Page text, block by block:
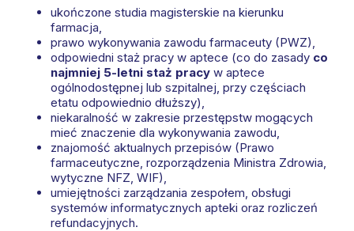
ukończone studia magisterskie na kierunku
farmacja,
prawo wykonywania zawodu farmaceuty (PWZ),
odpowiedni staż pracy w aptece (co do zasady co
najmniej 5-letni staż pracy w aptece
ogólnodostępnej lub szpitalnej, przy częściach
etatu odpowiednio dłuższy),
niekaralność w zakresie przestępstw mogących
mieć znaczenie dla wykonywania zawodu,
znajomość aktualnych przepisów (Prawo
farmaceutyczne, rozporządzenia Ministra Zdrowia,
wytyczne NFZ, WIF),
umiejętności zarządzania zespołem, obsługi
systemów informatycznych apteki oraz rozliczeń
refundacyjnych.